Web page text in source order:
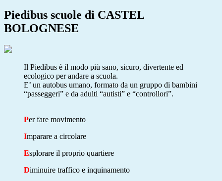
Piedibus scuole di CASTEL
BOLOGNESE
Il Piedibus è il modo più sano, sicuro, divertente ed
ecologico per andare a scuola.
E’ un autobus umano, formato da un gruppo di bambini
“passeggeri” e da adulti “autisti” e “controllori”.
Per fare movimento
Imparare a circolare
Esplorare il proprio quartiere
Diminuire traffico e inquinamento